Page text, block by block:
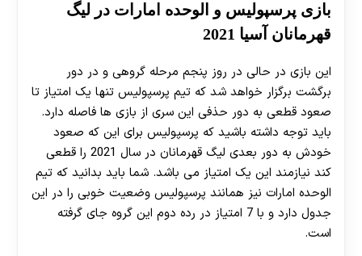
بازی پرسپولیس و الوحده امارات در لیگ
قهرمانان آسیا 2021
این بازی در حالی در روز پنجم مرحله گروهی و در دور
برگشت برگزار خواهد شد که تیم پرسپولیس تنها یک امتیاز تا
صعود قطعی به دور حذفی این سری از بازی ها فاصله دارد.
باید توجه داشته باشید که پرسپولیس برای این که صعود
خودش به دور بعدی لیگ قهرمانان در سال 2021 را قطعی
کند نیازمند این یک امتیاز می باشد. شما باید بدانید که تیم
الوحده امارات نیز همانند پرسپولیس وضعیت خوبی را در این
جدول دارد و با 7 امتیاز در رده دوم این گروه جای گرفته
است.